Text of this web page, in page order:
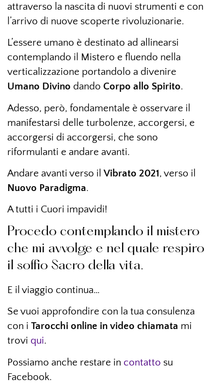
attraverso la nascita di nuovi strumenti e con
l’arrivo di nuove scoperte rivoluzionarie.
L’essere umano è destinato ad allinearsi
contemplando il Mistero e fluendo nella
verticalizzazione portandolo a divenire
Umano Divino dando Corpo allo Spirito.
Adesso, però, fondamentale è osservare il
manifestarsi delle turbolenze, accorgersi, e
accorgersi di accorgersi, che sono
riformulanti e andare avanti.
Andare avanti verso il Vibrato 2021, verso il
Nuovo Paradigma.
A tutti i Cuori impavidi!
Procedo contemplando il mistero
che mi avvolge e nel quale respiro
il soffio Sacro della vita.
E il viaggio continua…
Se vuoi approfondire con la tua consulenza
con i Tarocchi online in video chiamata mi
trovi qui.
Possiamo anche restare in contatto su
Facebook.